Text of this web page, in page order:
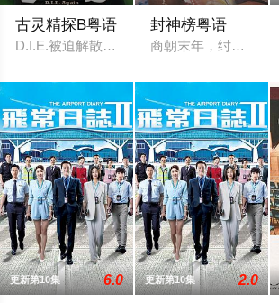
古灵精探B粤语
D.I.E.被迫解散，原组员都重返原先的工作
封神榜粤语
商朝末年，纣王无道
更新第10集 6.0 更新第10集 2.0